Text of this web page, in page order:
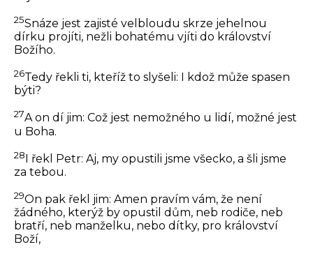
25Snáze jest zajisté velbloudu skrze jehelnou
dírku projíti, nežli bohatému vjíti do království
Božího.
26Tedy řekli ti, kteříž to slyšeli: I kdož může spasen
býti?
27A on dí jim: Což jest nemožného u lidí, možné jest
u Boha.
28I řekl Petr: Aj, my opustili jsme všecko, a šli jsme
za tebou.
29On pak řekl jim: Amen pravím vám, že není
žádného, kterýž by opustil dům, neb rodiče, neb
bratří, neb manželku, nebo dítky, pro království
Boží,